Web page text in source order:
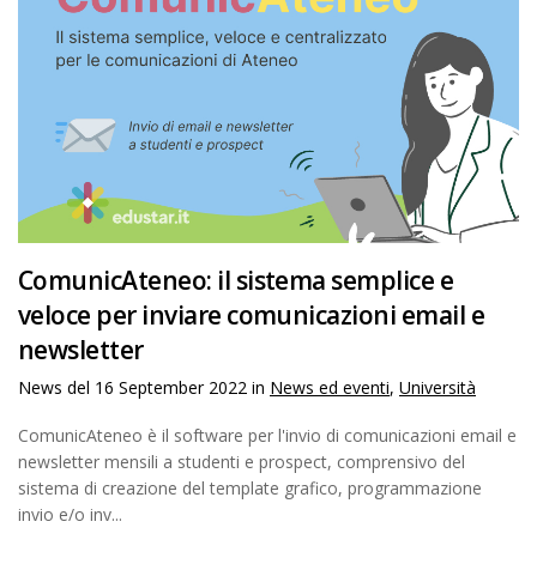
ComunicAteneo: il sistema semplice e
veloce per inviare comunicazioni email e
newsletter
News del 16 September 2022 in News ed eventi, Università
ComunicAteneo è il software per l'invio di comunicazioni email e
newsletter mensili a studenti e prospect, comprensivo del
sistema di creazione del template grafico, programmazione
invio e/o inv...